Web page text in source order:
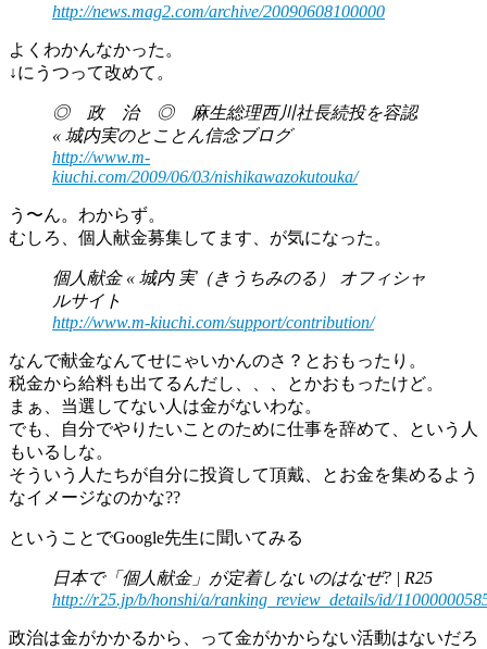
http://news.mag2.com/archive/20090608100000
よくわかんなかった。
↓にうつって改めて。
◎ 政 治 ◎ 麻生総理西川社長続投を容認
« 城内実のとことん信念ブログ
http://www.m-
kiuchi.com/2009/06/03/nishikawazokutouka/
う〜ん。わからず。
むしろ、個人献金募集してます、が気になった。
個人献金 « 城内 実（きうちみのる） オフィシャ
ルサイト
http://www.m-kiuchi.com/support/contribution/
なんで献金なんてせにゃいかんのさ？とおもったり。
税金から給料も出てるんだし、、、とかおもったけど。
まぁ、当選してない人は金がないわな。
でも、自分でやりたいことのために仕事を辞めて、という人
もいるしな。
そういう人たちが自分に投資して頂戴、とお金を集めるよう
なイメージなのかな??
ということでGoogle先生に聞いてみる
日本で「個人献金」が定着しないのはなぜ? | R25
http://r25.jp/b/honshi/a/ranking_review_details/id/
政治は金がかかるから、って金がかからない活動はないだろ